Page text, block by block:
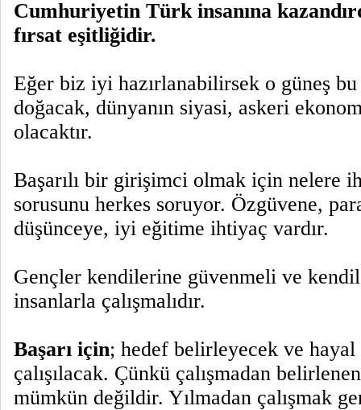
Cumhuriyetin Türk insanına
fırsat eşitliğidir.
Eğer biz iyi hazırlanabilirsek o güneş
doğacak, dünyanın siyasi, askeri
olacaktır.
Başarılı bir girişimci olmak için nelere
sorusunu herkes soruyor. Özgüvene,
düşünceye, iyi eğitime ihtiyaç vardır.
Gençler kendilerine güvenmeli ve
insanlarla çalışmalıdır.
Başarı için; hedef belirleyecek ve
çalışılacak. Çünkü çalışmadan
mümkün değildir. Yılmadan çalışmak